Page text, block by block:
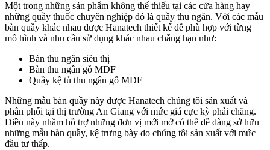
Một trong những sản phẩm không thể thiếu tại các cửa hàng hay
những quầy thuốc chuyên nghiệp đó là quầy thu ngân. Với các mẫu
bàn quầy khác nhau được Hanatech thiết kế để phù hợp với từng
mô hình và nhu cầu sử dụng khác nhau chẳng hạn như:
Bàn thu ngân siêu thị
Bàn thu ngân gỗ MDF
Quầy kệ tủ thu ngân gỗ MDF
Những mẫu bàn quầy này được Hanatech chúng tôi sản xuất và
phân phối tại thị trường An Giang với mức giá cực kỳ phải chăng.
Điều này nhằm hỗ trợ những đơn vị mới mở có thể dễ dàng sở hữu
những mẫu bàn quầy, kệ trưng bày do chúng tôi sản xuất với mức
đầu tư thấp.